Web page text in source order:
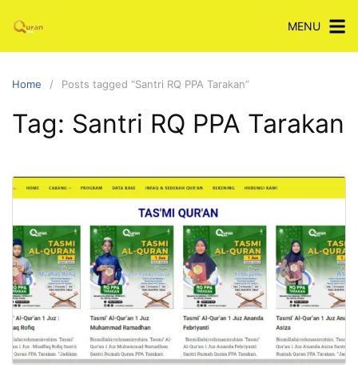
content
MENU
Home Posts tagged “Santri RQ PPA Tarakan”
Tag: Santri RQ PPA Tarakan